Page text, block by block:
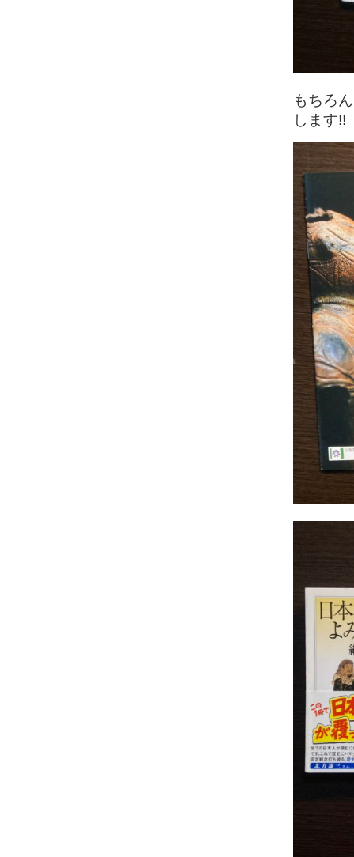
もちろ
します!!